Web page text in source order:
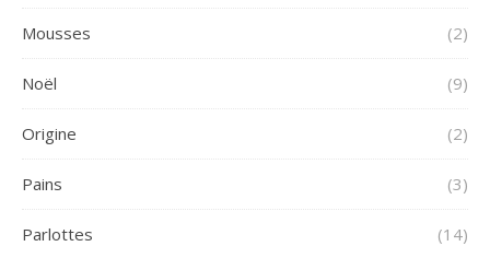
Mousses (2)
Noël (9)
Origine (2)
Pains (3)
Parlottes (14)